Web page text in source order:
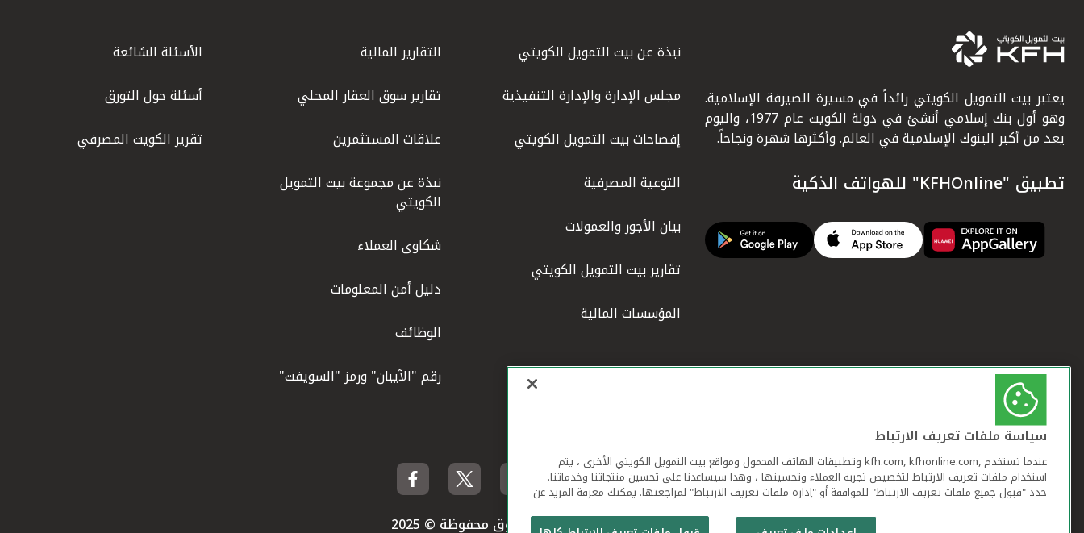
يعتبر بيت التمويل الكويتي رائداً في مسيرة الصيرفة الإسلامية.
وهو أول بنك إسلامي أنشئ في دولة الكويت عام 1977، واليوم
يعد من أكبر البنوك الإسلامية في العالم. وأكثرها شهرة ونجاحاً.
تطبيق "KFHOnline" للهواتف الذكية
نبذة عن بيت التمويل الكويتي
مجلس الإدارة والإدارة التنفيذية
إفصاحات بيت التمويل الكويتي
التوعية المصرفية
بيان الأجور والعمولات
تقارير بيت التمويل الكويتي
المؤسسات المالية
التقارير المالية
تقارير سوق العقار المحلي
علاقات المستثمرين
نبذة عن مجموعة بيت التمويل
الكويتي
شكاوى العملاء
دليل أمن المعلومات
الوظائف
رقم "الآيبان" ورمز "السويفت"
الأسئلة الشائعة
أسئلة حول التورق
تقرير الكويت المصرفي
بيت التمويل الكويتي جميع الحقوق محفوظة © 2025
سياسة ملفات تعريف الارتباط
عندما تستخدم ,kfh.com, kfhonline.com وتطبيقات الهاتف المحمول ومواقع بيت التمويل الكويتي الأخرى ، يتم
استخدام ملفات تعريف الارتباط لتخصيص تجربة العملاء وتحسينها ، وهذا سيساعدنا على تحسين منتجاتنا وخدماتنا.
حدد "قبول جميع ملفات تعريف الارتباط" للموافقة أو "إدارة ملفات تعريف الارتباط" لمراجعتها. يمكنك معرفة المزيد عن